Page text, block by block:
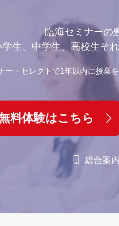
臨海セミナーの
学生、中学生、高校生そ
ー・セレクトで1年以内に授業
料体験はこちら
総合案